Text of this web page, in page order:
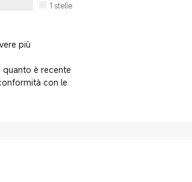
1 stelle
più
è recente
con le